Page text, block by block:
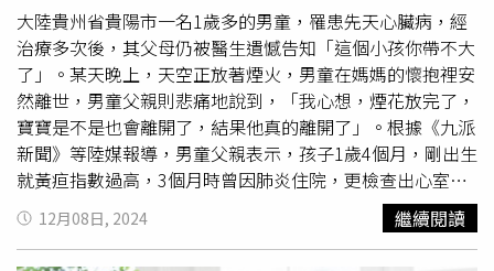
大陸貴州省貴陽市一名1歲多的男童，罹患先天心臟病，經
治療多次後，其父母仍被醫生遺憾告知「這個小孩你帶不大
了」。某天晚上，天空正放著煙火，男童在媽媽的懷抱裡安
然離世，男童父親則悲痛地說到，「我心想，煙花放完了，
寶寶是不是也會離開了，結果他真的離開了」。根據《九派
新聞》等陸媒報導，男童父親表示，孩子1歲4個月，剛出生
就黃疸指數過高，3個月時曾因肺炎住院，更檢查出心室中
隔缺損。他說，孩子5個多月就做了心臟
開胸手術，術後第3
天心臟驟停，導致嚴重的缺血缺氧性腦損傷，並在加護病房
12月08日, 2024 繼續閱讀